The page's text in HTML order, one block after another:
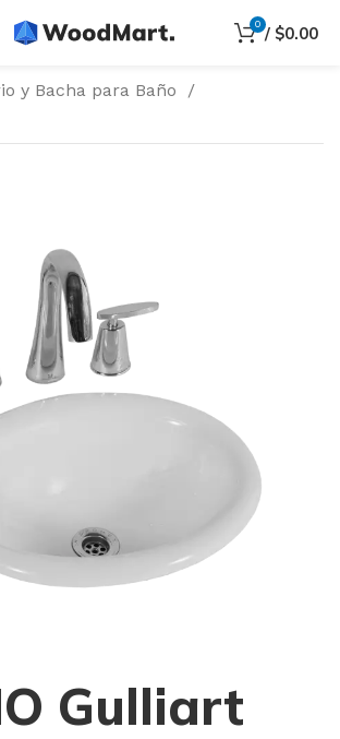
0 / $0.00
y Bacha para Baño
Gulliart